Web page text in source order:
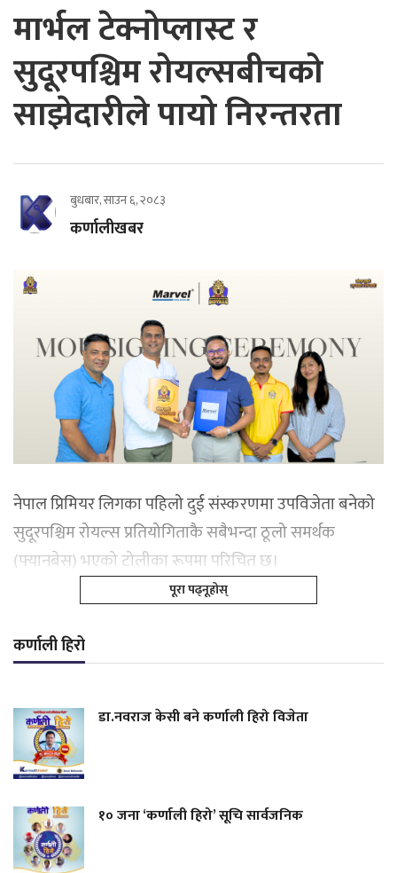
मार्भल टेक्नोप्लास्ट र
सुदूरपश्चिम रोयल्सबीचको
साझेदारीले पायो निरन्तरता
बुधबार, साउन ६, २०८३
कर्णालीखबर
नेपाल प्रिमियर लिगका पहिलो दुई संस्करणमा उपविजेता बनेको
सुदूरपश्चिम रोयल्स प्रतियोगिताकै सबैभन्दा ठूलो समर्थक
(फ्यानबेस) भएको टोलीका रूपमा परिचित छ।
पूरा पढ्नूहोस्
कर्णाली हिरो
डा.नवराज केसी बने कर्णाली हिरो विजेता
१० जना ‘कर्णाली हिरो’ सूचि सार्वजनिक